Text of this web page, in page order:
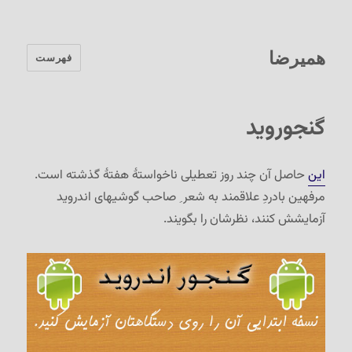
همیرضا فهرست
گنجوروید
این حاصل آن چند روز تعطیلی ناخواستهٔ هفتهٔ گذشته است.
مرفهین بادردِ علاقمند به شعر ِ صاحب گوشیهای اندروید
آزمایشش کنند، نظرشان را بگویند.